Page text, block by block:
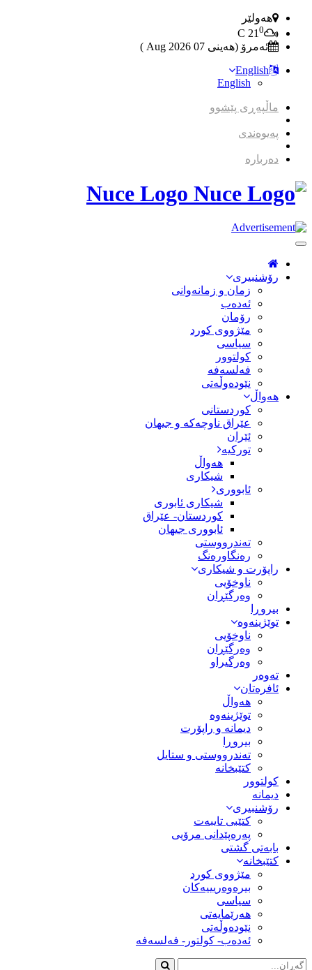
هەولێر
21 0
ئەمرۆ (هەینی 07 2026 Aug )
English
English
ماڵپەڕی پێشوو
پەیوەندی
دەربارە
Nuce Logo
Toggle
Navigation
رۆشنبیری
زمان و زمانه‌وانی
ئەدەب
رۆمان
مێژووى کورد
سیاسى
کولتوور
فەلسەفە
نێودەوڵەتی
هەواڵ
کوردستانی
عێراق ناوچەکە و جیهان
ئێران
تورکیە
هەواڵ
شیکاری
ئابووری
شیکاری ئابوری
کوردستان- عێراق
ئابووری جیهان
تەندرووستی
رەنگاورەنگ
راپۆرت و شیکاری
ناوخۆیی
وەرگێڕان
بیروڕا
توێژینەوە
ناوخۆیی
وەرگێڕان
وەرگیراو
تەوەر
ئافرەتان
هەواڵ
توێژینەوە
دیمانە و راپۆرت
بیروڕا
تەندرووستی و ستایل
کتێبخانە
کولتوور
دیمانە
رۆشنبیری
کتێبی تایبەت
پەرەپێدانی مرۆیی
بابەتی گشتی
کتێبخانە
مێژووى کورد
بیرەوەریییەکان
سیاسى
هەرێمایەتی
نێودەوڵەتی
ئەدەب- کولتور- فەلسەفە